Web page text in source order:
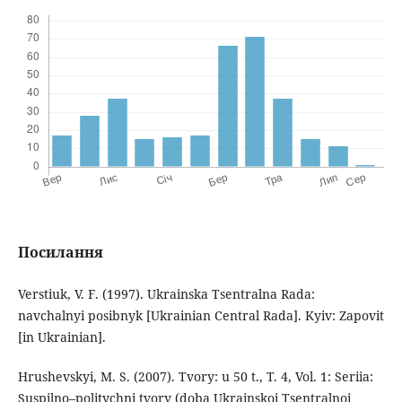
Посилання
Verstiuk, V. F. (1997). Ukrainska Tsentralna Rada:
navchalnyi posibnyk [Ukrainian Central Rada]. Kyiv: Zapovit
[in Ukrainian].
Hrushevskyi, M. S. (2007). Tvory: u 50 t., T. 4, Vol. 1: Seriia:
Suspilno–politychni tvory (doba Ukrainskoi Tsentralnoi